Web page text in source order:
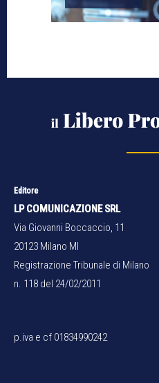
Editore
LP COMUNICAZIONE SRL
Via Giovanni Boccaccio, 11
20123 Milano MI
Registrazione Tribunale di Milano
n. 118 del 24/02/2011
p.iva e cf 01834990242